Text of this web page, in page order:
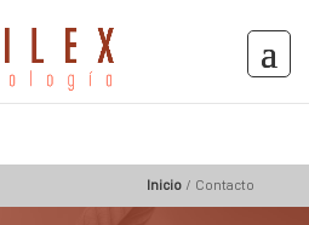
Inicio / Contacto